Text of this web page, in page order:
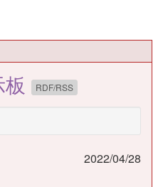
RDF/RSS
2022/04/28